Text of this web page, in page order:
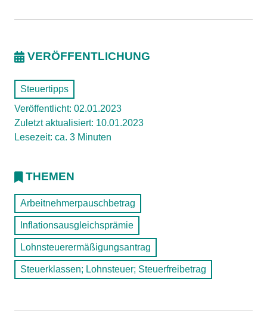
VERÖFFENTLICHUNG
Steuertipps
Veröffentlicht: 02.01.2023
Zuletzt aktualisiert: 10.01.2023
Lesezeit: ca. 3 Minuten
THEMEN
Arbeitnehmerpauschbetrag
Inflationsausgleichsprämie
Lohnsteuerermäßigungsantrag
Steuerklassen; Lohnsteuer; Steuerfreibetrag